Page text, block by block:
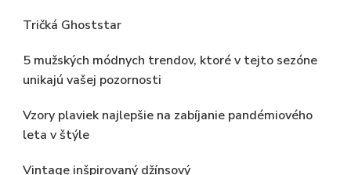
Tričká Ghoststar
5 mužských módnych trendov, ktoré v tejto sezóne
unikajú vašej pozornosti
Vzory plaviek najlepšie na zabíjanie pandémiového
leta v štýle
Vintage inšpirovaný džínsový